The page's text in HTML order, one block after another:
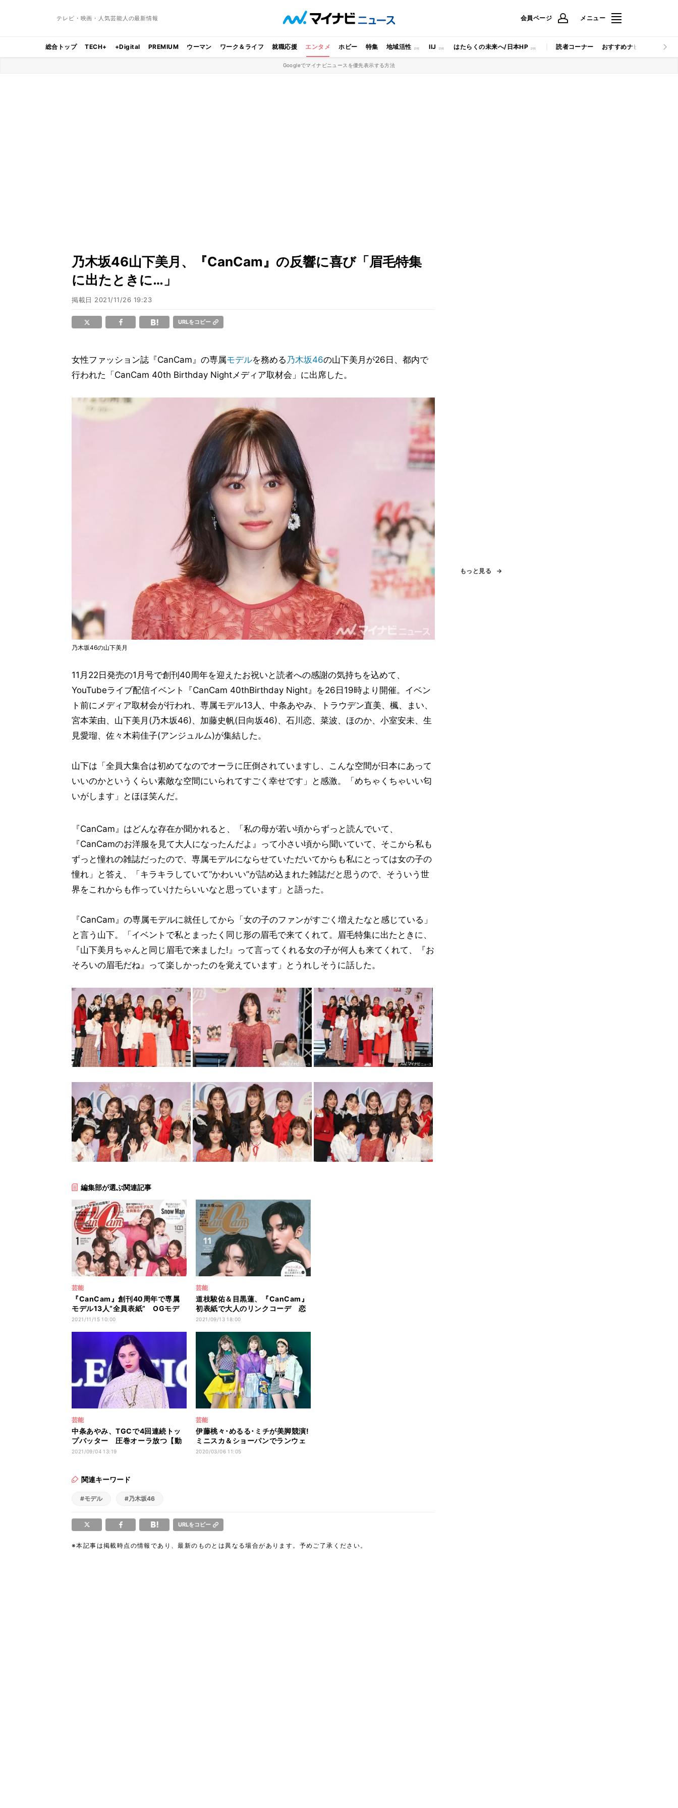
テレビ・映画・人気芸能人の最新情報 会員ページ メニュー
総合トップ TECH+ +Digital PREMIUM ウーマン ワーク＆ライフ 就職応援 エンタメ ホビー 特集 地域活性 IIJ はたらくの未来へ/日本HP 読者コーナー おすすめナビ マイナビ
Googleでマイナビニュースを優先表示する方法
乃木坂46山下美月、『CanCam』の反響に喜び「眉毛特集
に出たときに…」
掲載日 2021/11/26 19:23
URLをコピー
女性ファッション誌『CanCam』の専属モデルを務める 乃木坂46の山下美月が26日、都内で
行われた「CanCam 40th Birthday Nightメディア取材会」に出席した。
乃木坂46の山下美月
11月22日発売の1月号で創刊40周年を迎えたお祝いと読者への感謝の気持ちを込めて、
YouTubeライブ配信イベント『CanCam 40thBirthday Night』を26日19時より開催。イベン
ト前にメディア取材会が行われ、専属モデル13人、中条あやみ、トラウデン直美、楓、まい、
宮本茉由、山下美月(乃木坂46)、加藤史帆(日向坂46)、石川恋、菜波、ほのか、小室安未、生
見愛瑠、佐々木莉佳子(アンジュルム)が集結した。
山下は「全員大集合は初めてなのでオーラに圧倒されていますし、こんな空間が日本にあって
いいのかというくらい素敵な空間にいられてすごく幸せです」と感激。「めちゃくちゃいい匂
いがします」とほほ笑んだ。
『CanCam』はどんな存在か聞かれると、「私の母が若い頃からずっと読んでいて、
『CanCamのお洋服を見て大人になったんだよ』って小さい頃から聞いていて、そこから私も
ずっと憧れの雑誌だったので、専属モデルにならせていただいてからも私にとっては女の子の
憧れ」と答え、「キラキラしていて“かわいい”が詰め込まれた雑誌だと思うので、そういう世
界をこれからも作っていけたらいいなと思っています」と語った。
『CanCam』の専属モデルに就任してから「女の子のファンがすごく増えたなと感じている」
と言う山下。「イベントで私とまったく同じ形の眉毛で来てくれて。眉毛特集に出たときに、
『山下美月ちゃんと同じ眉毛で来ました!』って言ってくれる女の子が何人も来てくれて、『お
そろいの眉毛だね』って楽しかったのを覚えています」とうれしそうに話した。
編集部が選ぶ関連記事
芸能
『CanCam』創刊40周年で専属
モデル13人“全員表紙” OGモデ
ルから祝辞も
2021/11/15 10:00
芸能
道枝駿佑＆目黒蓮、『CanCam』
初表紙で大人のリンクコーデ 恋
愛観も語る
2021/09/13 18:00
芸能
中条あやみ、TGCで4回連続トッ
プバッター 圧巻オーラ放つ【動
画あり】
2021/09/04 13:19
芸能
伊藤桃々･めるる･ミチが美脚競演!
ミニスカ＆ショーパンでランウェ
イ
2020/03/06 11:05
関連キーワード
#モデル #乃木坂46
URLをコピー
※本記事は掲載時点の情報であり、最新のものとは異なる場合があります。予めご了承ください。
もっと見る